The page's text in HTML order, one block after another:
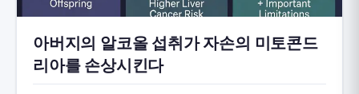
아버지의 알코올 섭취가 자손의 미토콘드
리아를 손상시킨다